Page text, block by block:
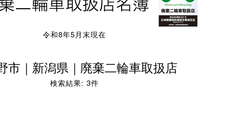
令和8年5月末現在
市｜新潟県｜廃棄二輪車取扱店
検索結果: 3件